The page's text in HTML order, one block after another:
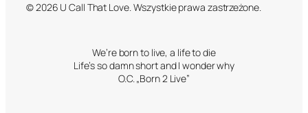
© 2026 U Call That Love. Wszystkie prawa zastrzeżone.
We’re born to live, a life to die
Life’s so damn short and I wonder why
O.C. „Born 2 Live”